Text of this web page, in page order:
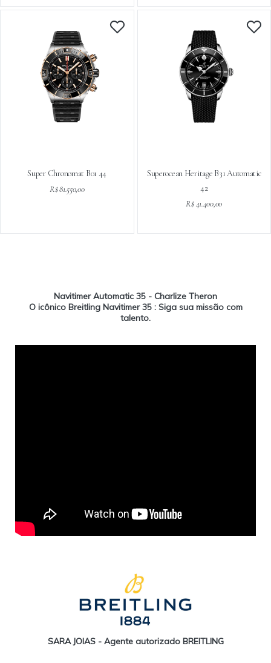
Super Chronomat B01 44
R$ 81.550,00
Superocean Heritage B31 Automatic
42
R$ 41.400,00
Navitimer Automatic 35 - Charlize Theron
O icônico Breitling Navitimer 35 : Siga sua missão com
talento.
SARA JOIAS - Agente autorizado BREITLING